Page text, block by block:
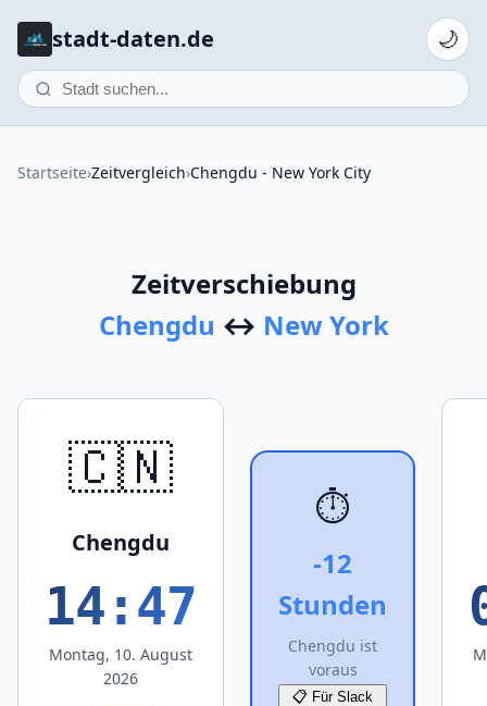
stadt-daten.de 🌙
Startseite›Zeitvergleich›Chengdu - New York City
Zeitverschiebung
Chengdu ↔ New York
🇨🇳
Chengdu
14:47
Montag, 10. August
2026
⏱️
-12
Stunden
Chengdu ist
voraus
📋 Für Slack